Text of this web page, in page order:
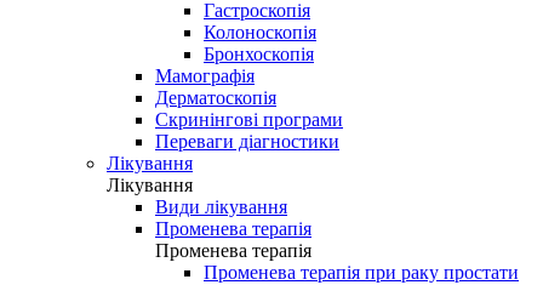
Гастроскопія
Колоноскопія
Бронхоскопія
Мамографія
Дерматоскопія
Скринінгові програми
Переваги діагностики
Лікування
Лікування
Види лікування
Променева терапія
Променева терапія
Променева терапія при раку простати